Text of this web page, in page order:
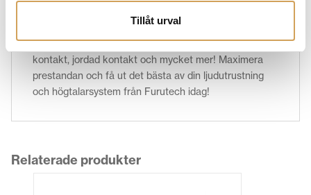
Tillåt urval
söker. Du hittar både elkabel, nätverkskabel,
vägguttag, banankontakt, gaffelkontakt, lödtenn, RCA
kontakt, jordad kontakt och mycket mer! Maximera
prestandan och få ut det bästa av din ljudutrustning
och högtalarsystem från Furutech idag!
Relaterade produkter